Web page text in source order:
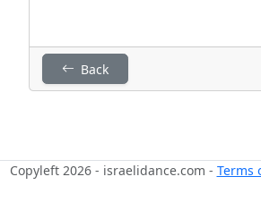
Back
Copyleft 2026 - israelidance.com - Terms